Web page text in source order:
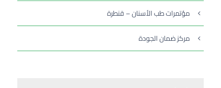
مؤتمرات طب الأسنان – قنطرة
مركز ضمان الجودة